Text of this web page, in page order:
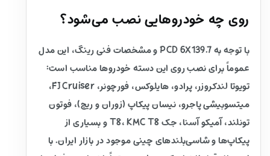
روی چه خودروهایی نصب می‌شود؟
با توجه به PCD 6X139.7 و مشخصات فنی رینگ، این مدل
عموماً برای نصب روی این دسته خودروها مناسب است:
تویوتا لندکروزر، پرادو، هایلوکس، فورچونر، FJ Cruiser،
میتسوبیشی پاجرو، نیسان پیکاپ (زوران و ریچ)، فوتون
تونلند، آمیکو آسنا، جک T8، KMC T8 و بسیاری از
پیکاپ‌ها و شاسی‌بلندهای چینی موجود در بازار ایران. با